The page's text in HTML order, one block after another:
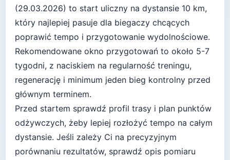
(29.03.2026) to start uliczny na dystansie 10 km,
który najlepiej pasuje dla biegaczy chcących
poprawić tempo i przygotowanie wydolnościowe.
Rekomendowane okno przygotowań to około 5-7
tygodni, z naciskiem na regularność treningu,
regenerację i minimum jeden bieg kontrolny przed
głównym terminem.
Przed startem sprawdź profil trasy i plan punktów
odżywczych, żeby lepiej rozłożyć tempo na całym
dystansie. Jeśli zależy Ci na precyzyjnym
porównaniu rezultatów, sprawdź opis pomiaru